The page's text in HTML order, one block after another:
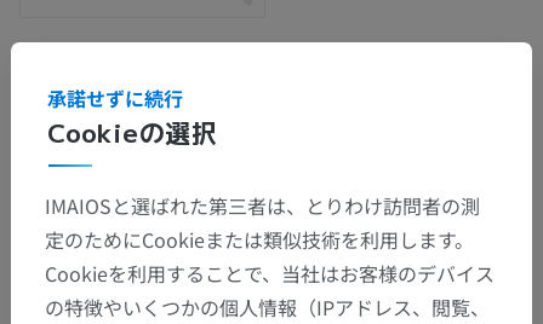
解剖学的階層
人体解剖学1
系統解剖> 神経系> 中枢神経系> 脳 > 前脳>
間脳> 視床；背側視床> 視床の灰白質>
視床髄板内核；髄板内核>
Cookieの選択
承諾せずに続行
IMAIOSと選ばれた第三者は、とりわけ訪問者の測
定のためにCookieまたは類似技術を利用します。
Cookieを利用することで、当社はお客様のデバイス
の特徴やいくつかの個人情報（IPアドレス、閲覧、